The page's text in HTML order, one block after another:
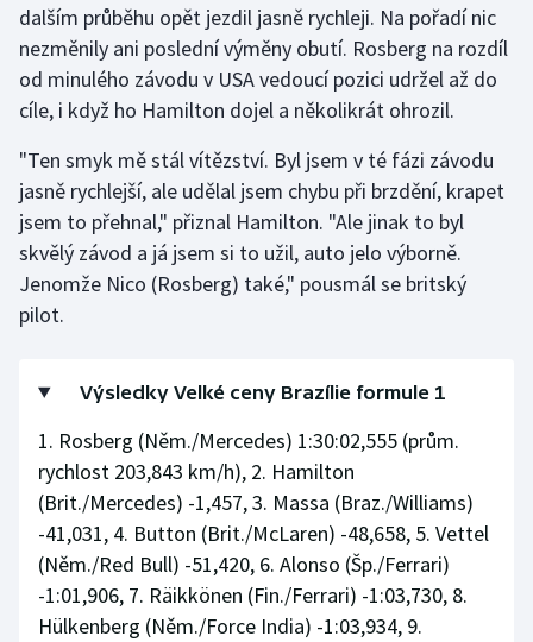
Stolní tenis
Triatlon
Vodní slalom
Volejbal
Ostatní
dalším průběhu opět jezdil jasně rychleji. Na pořadí nic
nezměnily ani poslední výměny obutí. Rosberg na rozdíl
od minulého závodu v USA vedoucí pozici udržel až do
cíle, i když ho Hamilton dojel a několikrát ohrozil.
"Ten smyk mě stál vítězství. Byl jsem v té fázi závodu
jasně rychlejší, ale udělal jsem chybu při brzdění, krapet
jsem to přehnal," přiznal Hamilton. "Ale jinak to byl
skvělý závod a já jsem si to užil, auto jelo výborně.
Jenomže Nico (Rosberg) také," pousmál se britský
pilot.
Výsledky Velké ceny Brazílie formule 1
1. Rosberg (Něm./Mercedes) 1:30:02,555 (prům.
rychlost 203,843 km/h), 2. Hamilton
(Brit./Mercedes) -1,457, 3. Massa (Braz./Williams)
-41,031, 4. Button (Brit./McLaren) -48,658, 5. Vettel
(Něm./Red Bull) -51,420, 6. Alonso (Šp./Ferrari)
-1:01,906, 7. Räikkönen (Fin./Ferrari) -1:03,730, 8.
Hülkenberg (Něm./Force India) -1:03,934, 9.